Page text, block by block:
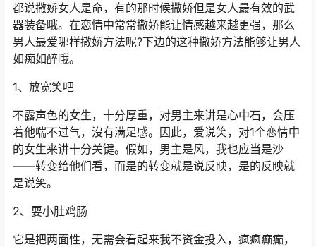
都说撒娇女人是命，有的那时候撒娇但是女人最有效的武
器装备哦。在恋情中常常撒娇能让情感越来越更强，那么
男人最爱哪样撒娇方法呢?下边的这种撒娇方法能够让男人
如痴如醉哦。
1、放宽笑吧
不露声色的女生，十分厚重，对男主来讲是心中石，会压
着他喘不过气，沒有满足感。因此，爱说笑，对1个恋情中
的女生来讲十分关键。假如，男主是风，我也应当是沙
——转变给他们看，而是的转变就是说反映，是的反映就
是说笑。
2、耍小肚鸡肠
它是把两面性，无需会看起来我不资金投入，疯疯癫癫，